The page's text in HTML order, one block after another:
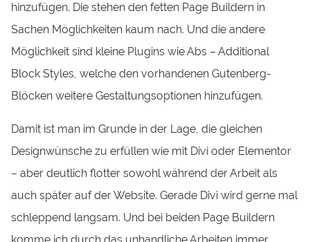
hinzufügen. Die stehen den fetten Page Buildern in
Sachen Möglichkeiten kaum nach. Und die andere
Möglichkeit sind kleine Plugins wie Abs – Additional
Block Styles, welche den vorhandenen Gutenberg-
Blöcken weitere Gestaltungsoptionen hinzufügen.
Damit ist man im Grunde in der Lage, die gleichen
Designwünsche zu erfüllen wie mit Divi oder Elementor
– aber deutlich flotter sowohl während der Arbeit als
auch später auf der Website. Gerade Divi wird gerne mal
schleppend langsam. Und bei beiden Page Buildern